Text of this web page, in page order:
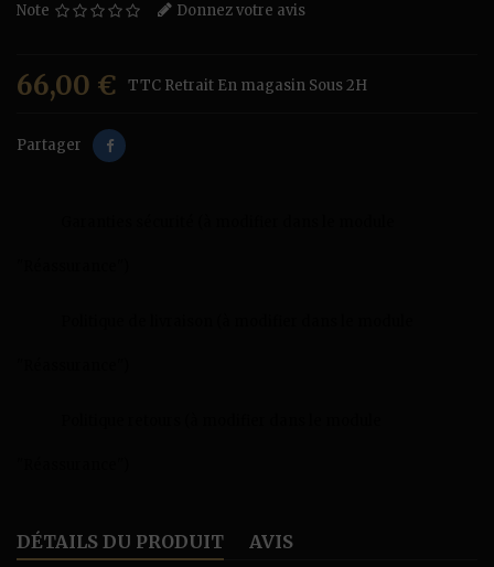
Note Donnez votre avis
66,00 € TTC Retrait En magasin Sous 2H
Partager
DÉTAILS DU PRODUIT AVIS